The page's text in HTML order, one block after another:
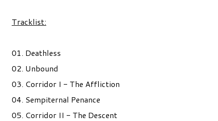
Tracklist:
01. Deathless
02. Unbound
03. Corridor I - The Affliction
04. Sempiternal Penance
05. Corridor II - The Descent